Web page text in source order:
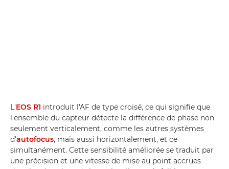
L'EOS R1 introduit l'AF de type croisé, ce qui signifie que
l'ensemble du capteur détecte la différence de phase non
seulement verticalement, comme les autres systèmes
d'autofocus, mais aussi horizontalement, et ce
simultanément. Cette sensibilité améliorée se traduit par
une précision et une vitesse de mise au point accrues